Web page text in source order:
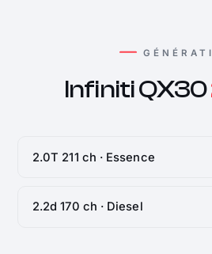
Infiniti QX30
2.0T 211 ch · Essence
2.2d 170 ch · Diesel